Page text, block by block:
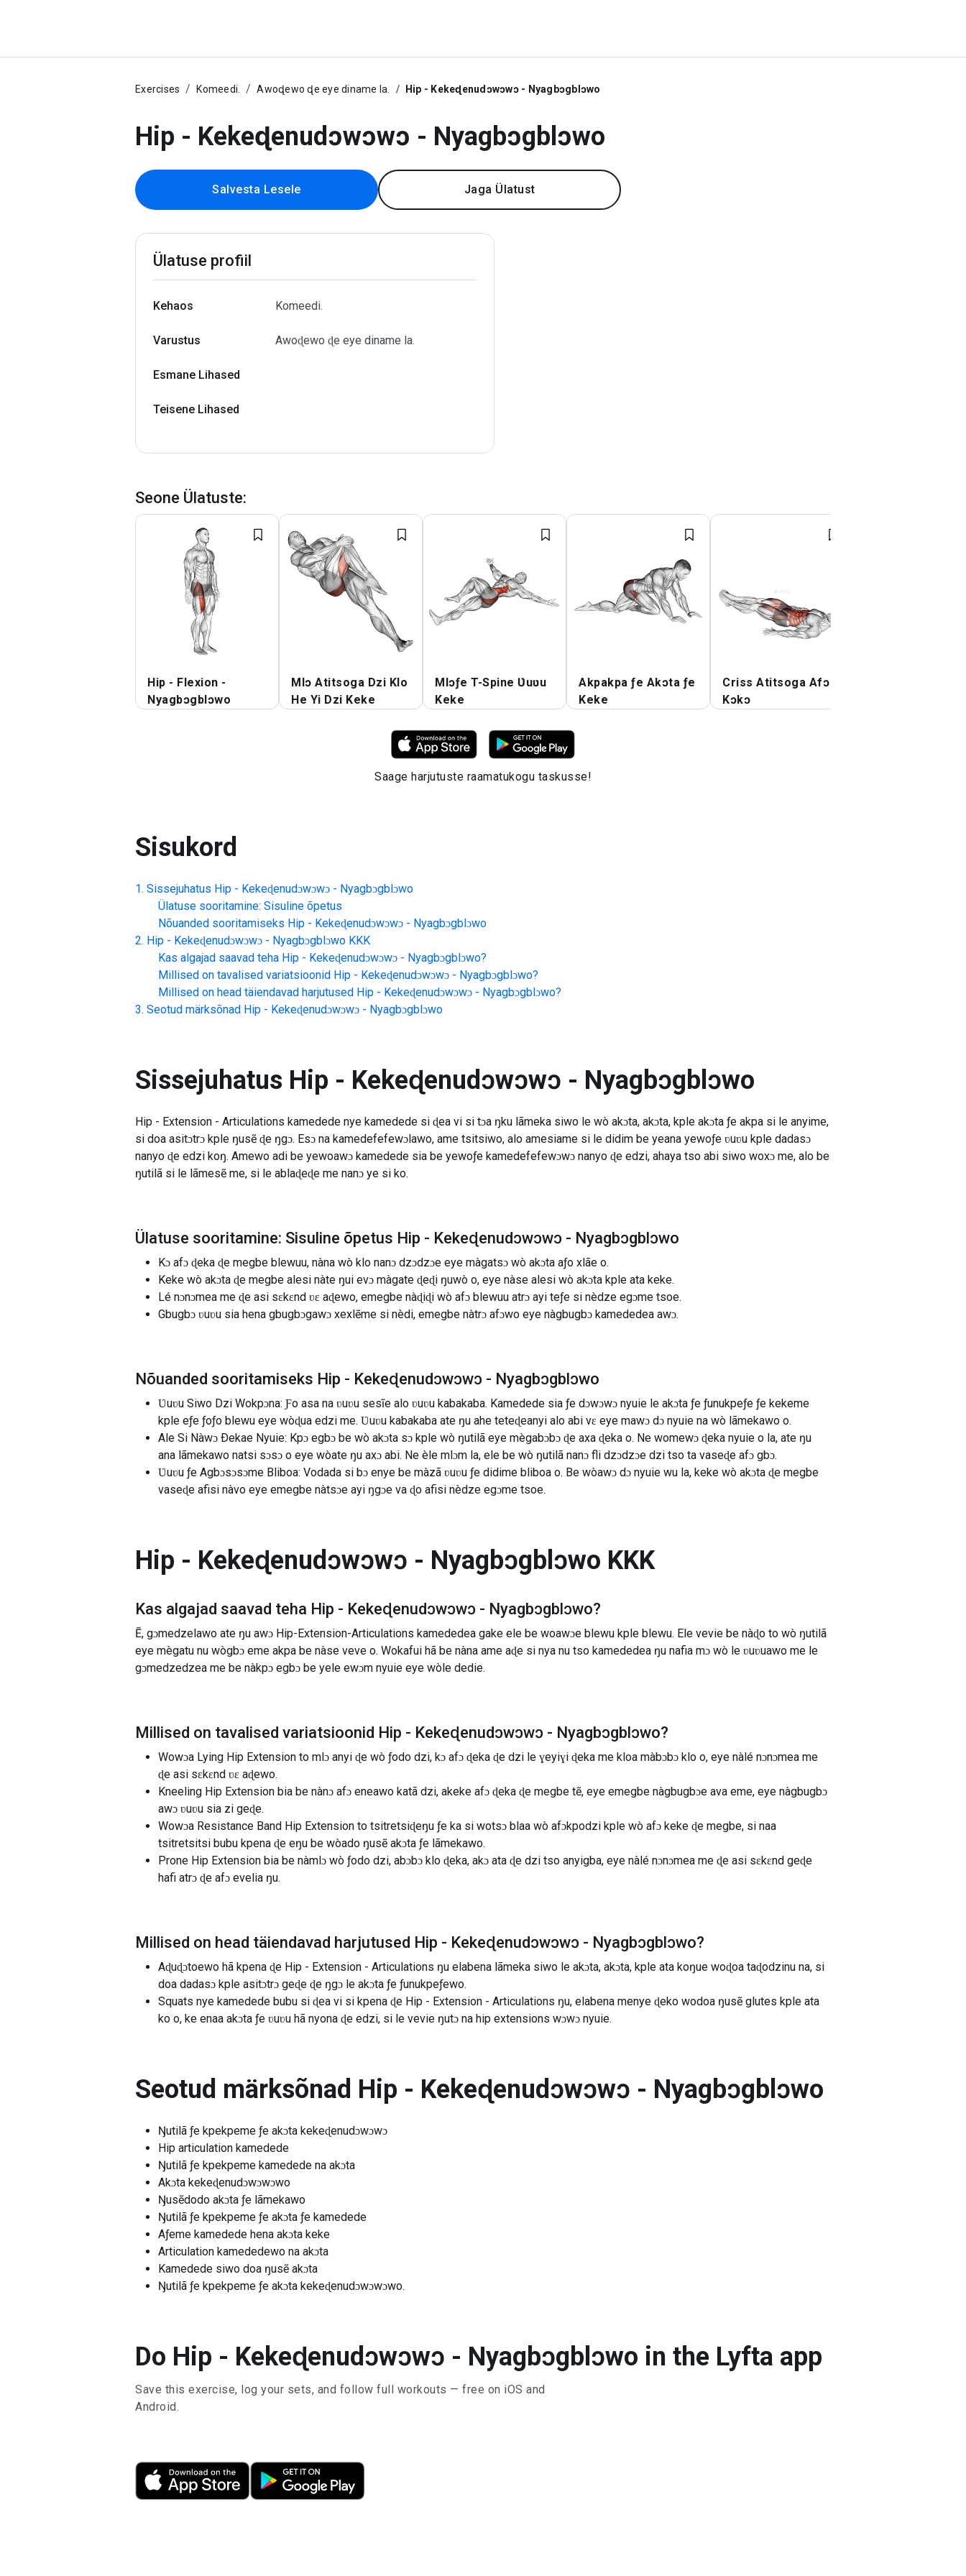
Exercises Komeedi. Awoɖewo ɖe eye diname la. Hip - Kekeɖenudɔwɔwɔ - Nyagbɔgblɔwo
Hip - Kekeɖenudɔwɔwɔ - Nyagbɔgblɔwo
Salvesta Lesele Jaga Ülatust
Ülatuse profiil
Kehaos Komeedi.
Varustus Awoɖewo ɖe eye diname la.
Esmane Lihased
Teisene Lihased
Seone Ülatuste:
Hip - Flexion -
Nyagbɔgblɔwo
Mlɔ Atitsoga Dzi Klo
He Yi Dzi Keke
Mlɔƒe T-Spine Ʋuʋu
Keke
Akpakpa ƒe Akɔta ƒe
Keke
Criss Atitsoga Afɔ
Kɔkɔ
Saage harjutuste raamatukogu taskusse!
Sisukord
Sissejuhatus Hip - Kekeɖenudɔwɔwɔ - Nyagbɔgblɔwo
Ülatuse sooritamine: Sisuline õpetus
Nõuanded sooritamiseks Hip - Kekeɖenudɔwɔwɔ - Nyagbɔgblɔwo
Hip - Kekeɖenudɔwɔwɔ - Nyagbɔgblɔwo KKK
Kas algajad saavad teha Hip - Kekeɖenudɔwɔwɔ - Nyagbɔgblɔwo?
Millised on tavalised variatsioonid Hip - Kekeɖenudɔwɔwɔ - Nyagbɔgblɔwo?
Millised on head täiendavad harjutused Hip - Kekeɖenudɔwɔwɔ - Nyagbɔgblɔwo?
Seotud märksõnad Hip - Kekeɖenudɔwɔwɔ - Nyagbɔgblɔwo
Sissejuhatus Hip - Kekeɖenudɔwɔwɔ - Nyagbɔgblɔwo
Hip - Extension - Articulations kamedede nye kamedede si ɖea vi si tɔa ŋku lãmeka siwo le wò akɔta, akɔta, kple akɔta ƒe akpa si le anyime,
si doa asitɔtrɔ kple ŋusẽ ɖe ŋgɔ. Esɔ na kamedefefewɔlawo, ame tsitsiwo, alo amesiame si le didim be yeana yewoƒe ʋuʋu kple dadasɔ
nanyo ɖe edzi koŋ. Amewo adi be yewoawɔ kamedede sia be yewoƒe kamedefefewɔwɔ nanyo ɖe edzi, ahaya tso abi siwo woxɔ me, alo be
ŋutilã si le lãmesẽ me, si le ablaɖeɖe me nanɔ ye si ko.
Ülatuse sooritamine: Sisuline õpetus Hip - Kekeɖenudɔwɔwɔ - Nyagbɔgblɔwo
Kɔ afɔ ɖeka ɖe megbe blewuu, nàna wò klo nanɔ dzɔdzɔe eye màgatsɔ wò akɔta aƒo xlãe o.
Keke wò akɔta ɖe megbe alesi nàte ŋui evɔ màgate ɖeɖi ŋuwò o, eye nàse alesi wò akɔta kple ata keke.
Lé nɔnɔmea me ɖe asi sɛkɛnd ʋɛ aɖewo, emegbe nàɖiɖi wò afɔ blewuu atrɔ ayi teƒe si nèdze egɔme tsoe.
Gbugbɔ ʋuʋu sia hena gbugbɔgawɔ xexlẽme si nèdi, emegbe nàtrɔ afɔwo eye nàgbugbɔ kamededea awɔ.
Nõuanded sooritamiseks Hip - Kekeɖenudɔwɔwɔ - Nyagbɔgblɔwo
Ʋuʋu Siwo Dzi Wokpɔna: Ƒo asa na ʋuʋu sesĩe alo ʋuʋu kabakaba. Kamedede sia ƒe dɔwɔwɔ nyuie le akɔta ƒe ƒunukpeƒe ƒe kekeme
kple eƒe ƒoƒo blewu eye wòɖua edzi me. Ʋuʋu kabakaba ate ŋu ahe teteɖeanyi alo abi vɛ eye mawɔ dɔ nyuie na wò lãmekawo o.
Ale Si Nàwɔ Ðekae Nyuie: Kpɔ egbɔ be wò akɔta sɔ kple wò ŋutilã eye mègabɔbɔ ɖe axa ɖeka o. Ne womewɔ ɖeka nyuie o la, ate ŋu
ana lãmekawo natsi sɔsɔ o eye wòate ŋu axɔ abi. Ne èle mlɔm la, ele be wò ŋutilã nanɔ fli dzɔdzɔe dzi tso ta vaseɖe afɔ gbɔ.
Ʋuʋu ƒe Agbɔsɔsɔme Bliboa: Vodada si bɔ enye be màzã ʋuʋu ƒe didime bliboa o. Be wòawɔ dɔ nyuie wu la, keke wò akɔta ɖe megbe
vaseɖe afisi nàvo eye emegbe nàtsɔe ayi ŋgɔe va ɖo afisi nèdze egɔme tsoe.
Hip - Kekeɖenudɔwɔwɔ - Nyagbɔgblɔwo KKK
Kas algajad saavad teha Hip - Kekeɖenudɔwɔwɔ - Nyagbɔgblɔwo?
Ẽ, gɔmedzelawo ate ŋu awɔ Hip-Extension-Articulations kamededea gake ele be woawɔe blewu kple blewu. Ele vevie be nàɖo to wò ŋutilã
eye mègatu nu wògbɔ eme akpa be nàse veve o. Wokafui hã be nàna ame aɖe si nya nu tso kamededea ŋu nafia mɔ wò le ʋuʋuawo me le
gɔmedzedzea me be nàkpɔ egbɔ be yele ewɔm nyuie eye wòle dedie.
Millised on tavalised variatsioonid Hip - Kekeɖenudɔwɔwɔ - Nyagbɔgblɔwo?
Wowɔa Lying Hip Extension to mlɔ anyi ɖe wò ƒodo dzi, kɔ afɔ ɖeka ɖe dzi le ɣeyiɣi ɖeka me kloa màbɔbɔ klo o, eye nàlé nɔnɔmea me
ɖe asi sɛkɛnd ʋɛ aɖewo.
Kneeling Hip Extension bia be nànɔ afɔ eneawo katã dzi, akeke afɔ ɖeka ɖe megbe tẽ, eye emegbe nàgbugbɔe ava eme, eye nàgbugbɔ
awɔ ʋuʋu sia zi geɖe.
Wowɔa Resistance Band Hip Extension to tsitretsiɖeŋu ƒe ka si wotsɔ blaa wò afɔkpodzi kple wò afɔ keke ɖe megbe, si naa
tsitretsitsi bubu kpena ɖe eŋu be wòado ŋusẽ akɔta ƒe lãmekawo.
Prone Hip Extension bia be nàmlɔ wò ƒodo dzi, abɔbɔ klo ɖeka, akɔ ata ɖe dzi tso anyigba, eye nàlé nɔnɔmea me ɖe asi sɛkɛnd geɖe
hafi atrɔ ɖe afɔ evelia ŋu.
Millised on head täiendavad harjutused Hip - Kekeɖenudɔwɔwɔ - Nyagbɔgblɔwo?
Aɖuɖɔtoewo hã kpena ɖe Hip - Extension - Articulations ŋu elabena lãmeka siwo le akɔta, akɔta, kple ata koŋue woɖoa taɖodzinu na, si
doa dadasɔ kple asitɔtrɔ geɖe ɖe ŋgɔ le akɔta ƒe ƒunukpeƒewo.
Squats nye kamedede bubu si ɖea vi si kpena ɖe Hip - Extension - Articulations ŋu, elabena menye ɖeko wodoa ŋusẽ glutes kple ata
ko o, ke enaa akɔta ƒe ʋuʋu hã nyona ɖe edzi, si le vevie ŋutɔ na hip extensions wɔwɔ nyuie.
Seotud märksõnad Hip - Kekeɖenudɔwɔwɔ - Nyagbɔgblɔwo
Ŋutilã ƒe kpekpeme ƒe akɔta kekeɖenudɔwɔwɔ
Hip articulation kamedede
Ŋutilã ƒe kpekpeme kamedede na akɔta
Akɔta kekeɖenudɔwɔwɔwo
Ŋusẽdodo akɔta ƒe lãmekawo
Ŋutilã ƒe kpekpeme ƒe akɔta ƒe kamedede
Aƒeme kamedede hena akɔta keke
Articulation kamededewo na akɔta
Kamedede siwo doa ŋusẽ akɔta
Ŋutilã ƒe kpekpeme ƒe akɔta kekeɖenudɔwɔwɔwo.
Do Hip - Kekeɖenudɔwɔwɔ - Nyagbɔgblɔwo in the Lyfta app
Save this exercise, log your sets, and follow full workouts — free on iOS and
Android.